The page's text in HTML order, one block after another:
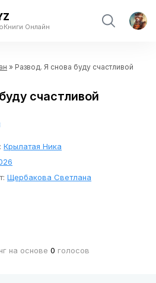
Онлайн
» Развод. Я снова буду счастливой
счастливой
Крылатая Ника
Щербакова Светлана
на основе 0 голосов